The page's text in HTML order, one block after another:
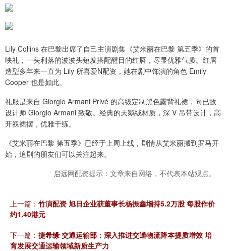
Lily Collins 在巴黎出席了自己主演剧集《艾米丽在巴黎 第五季》的首
映礼，一头利落的波波头短发搭配醒目的红唇，尽显优雅气质。红唇
造型多年来一直为 Lily 所喜爱N配资，她在剧中饰演的角色 Emily
Cooper 也是如此。
礼服是来自 Giorgio Armani Privé 的高级定制黑色露背礼裙，向已故
设计师 Giorgio Armani 致敬。经典的天鹅绒材质，深 V 吊带设计，高
开衩裙摆，优雅干练。
《艾米丽在巴黎 第五季》已经于上周上线，剧情从艾米丽搬到罗马开
始，追剧的朋友们可以关注起来。
启远网配资提示：文章来自网络，不代表本站观点。
上一篇： 竹演配资 旭日企业获董事长杨振鑫增持5.2万股 每股作价
约1.40港元
下一篇： 捷希缘 交通运输部：深入推进交通物流降本提质增效 培
育发展交通运输领域新质生产力